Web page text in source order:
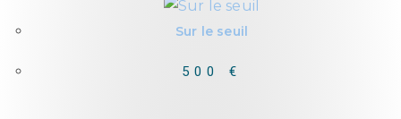
Sur le seuil
500 €